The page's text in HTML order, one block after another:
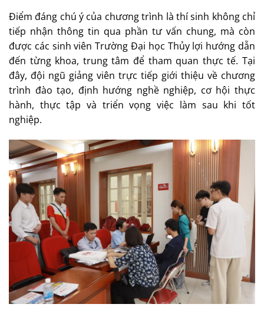
Điểm đáng chú ý của chương trình là thí sinh không chỉ
tiếp nhận thông tin qua phần tư vấn chung, mà còn
được các sinh viên Trường Đại học Thủy lợi hướng dẫn
đến từng khoa, trung tâm để tham quan thực tế. Tại
đây, đội ngũ giảng viên trực tiếp giới thiệu về chương
trình đào tạo, định hướng nghề nghiệp, cơ hội thực
hành, thực tập và triển vọng việc làm sau khi tốt
nghiệp.